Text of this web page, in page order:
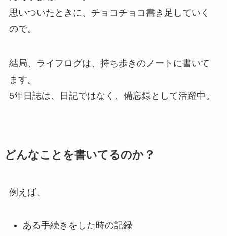
思いついたときに、チョコチョコ書き足していく
ので。
結局、ライフログは、持ち歩きのノートに書いて
ます。
5年日誌は、日記ではなく、備忘録として活躍中。
どんなことを書いてるのか？
例えば、
ある手続きをした時の記録